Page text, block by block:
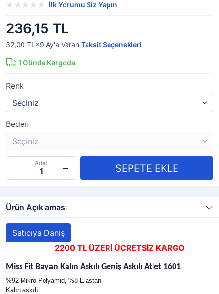
İlk Yorumu Siz Yapın
236,15 TL
32,00 TL×9 Ay'a Varan Taksit Seçenekleri
1 Günde Kargoda
Renk
Beden
Adet
Ürün Açıklaması
Satıcıya Danış
2200 TL ÜZERİ ÜCRETSİZ KARGO
Miss Fit Bayan Kalın Askılı Geniş Askılı Atlet 1601
%92 Mikro Polyamid, %8 Elastan
Kalın askılı